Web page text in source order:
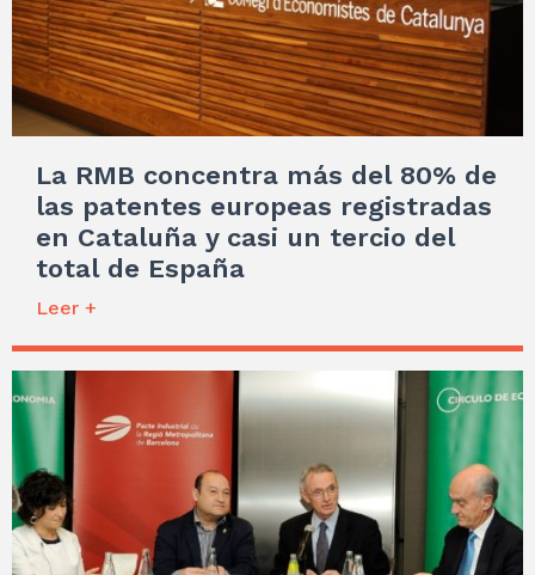
La RMB concentra más del 80% de
las patentes europeas registradas
en Cataluña y casi un tercio del
total de España
Leer +